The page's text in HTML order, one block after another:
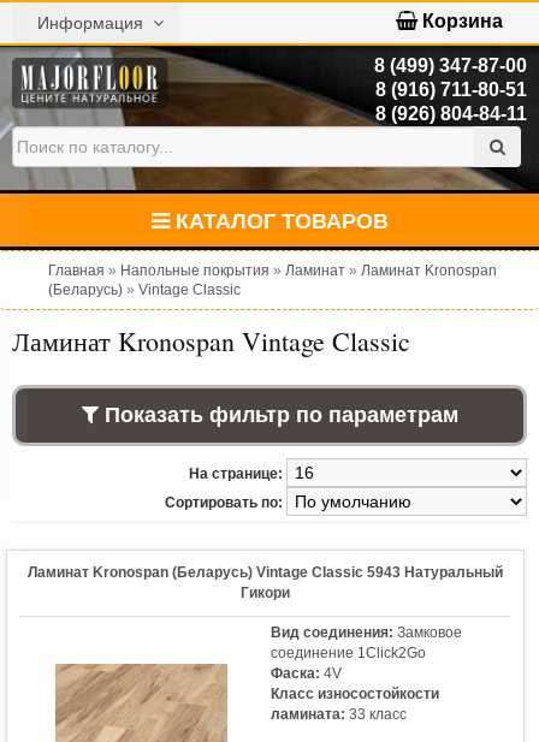
Информация Корзина
8 (499) 347-87-00
8 (916) 711-80-51
8 (926) 804-84-11
КАТАЛОГ ТОВАРОВ
Главная » Напольные покрытия » Ламинат » Ламинат Kronospan
(Беларусь) » Vintage Classic
Ламинат Kronospan Vintage Classic
Показать фильтр по параметрам
На странице:
Сортировать по:
Ламинат Kronospan (Беларусь) Vintage Classic 5943 Натуральный
Гикори
Вид соединения: Замковое
соединение 1Click2Go
Фаска: 4V
Класс износостойкости
ламината: 33 класс